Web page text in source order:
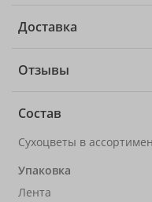
Доставка
Отзывы
Состав
Сухоцветы в
Упаковка
Лента